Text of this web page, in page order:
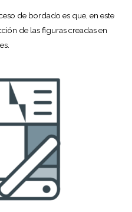
de bordado es que, en este
de las figuras creadas en